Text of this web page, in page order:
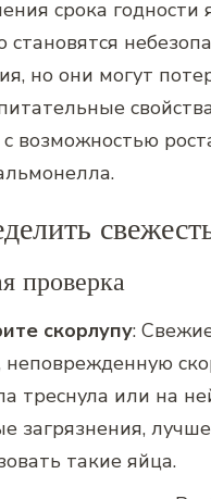
срока годности
становятся
но они могут
с возможностью
проверка
скорлупу:
неповрежденную
треснула или на
загрязнения,
такие яйца.